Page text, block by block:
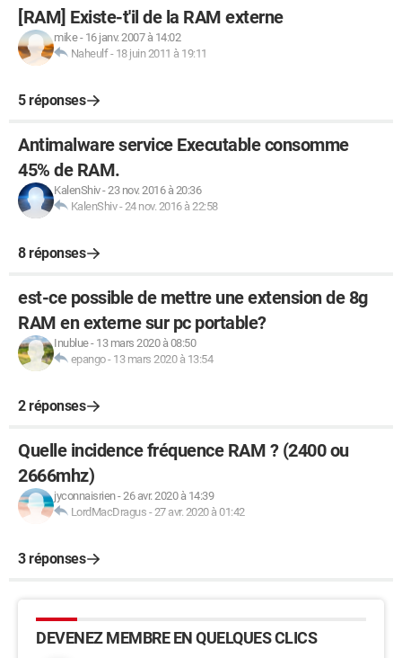
[RAM] Existe-t'il de la RAM externe
mike- 16 janv. 2007 à 14:02
Naheulf- 18 juin 2011 à 19:11
5 réponses
Antimalware service Executable consomme
45% de RAM.
KalenShiv-23 nov. 2016 à 20:36
KalenShiv-24 nov. 2016 à 22:58
8 réponses
est-ce possible de mettre une extension de 8g
RAM en externe sur pc portable?
Inublue- 13 mars 2020 à 08:50
epango- 13 mars 2020 à 13:54
2 réponses
Quelle incidence fréquence RAM ? (2400 ou
2666mhz)
jyconnaisrien-26 avr. 2020 à 14:39
LordMacDragus -27 avr. 2020 à 01:42
3 réponses
DEVENEZ MEMBRE EN QUELQUES CLICS